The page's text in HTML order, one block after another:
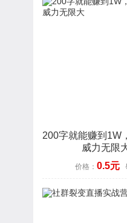
200字就能赚到1W
威力无限
价格： 0.5元